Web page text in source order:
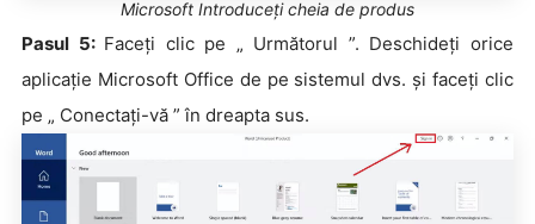
Microsoft Introduceți cheia de produs
Pasul 5: Faceți clic pe „ Următorul ”. Deschideți orice
aplicație Microsoft Office de pe sistemul dvs. și faceți clic
pe „ Conectați-vă ” în dreapta sus.